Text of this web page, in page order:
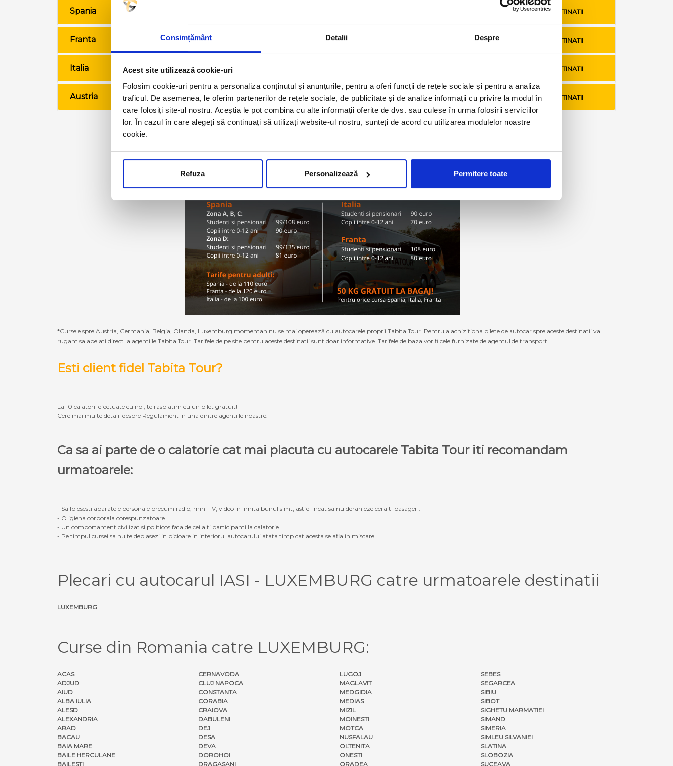
Consimțământ Detalii Despre
Acest site utilizează cookie-uri
Folosim cookie-uri pentru a personaliza conținutul și anunțurile, pentru a oferi funcții de rețele sociale și pentru a analiza
traficul. De asemenea, le oferim partenerilor de rețele sociale, de publicitate și de analize informații cu privire la modul în
care folosiți site-ul nostru. Aceștia le pot combina cu alte informații oferite de dvs. sau culese în urma folosirii serviciilor
lor. În cazul în care alegeți să continuați să utilizați website-ul nostru, sunteți de acord cu utilizarea modulelor noastre
cookie.
Refuza Personalizează Permitere toate
Spania
Franta
Italia VEZI TARIFE SI DESTINATII
Austria VEZI TARIFE SI DESTINATII
VEZI TARIFE SI DESTINATII
VEZI TARIFE SI DESTINATII
VEZI TARIFE SI DESTINATII
Olanda VEZI TARIFE SI DESTINATII
*Cursele spre Austria, Germania, Belgia, Olanda, Luxemburg momentan nu se mai operează cu autocarele proprii Tabita Tour. Pentru a achizitiona bilete de autocar spre aceste destinatii va
rugam sa apelati direct la agentiile Tabita Tour. Tarifele de pe site pentru aceste destinatii sunt doar informative. Tarifele de baza vor fi cele furnizate de agentul de transport.
Esti client fidel Tabita Tour?
La 10 calatorii efectuate cu noi, te rasplatim cu un bilet gratuit!
Cere mai multe detalii despre Regulament in una dintre agentiile noastre.
Ca sa ai parte de o calatorie cat mai placuta cu autocarele Tabita Tour iti recomandam
urmatoarele:
- Sa folosesti aparatele personale precum radio, mini TV, video in limita bunul simt, astfel incat sa nu deranjeze ceilalti pasageri.
- O igiena corporala corespunzatoare
- Un comportament civilizat si politicos fata de ceilalti participanti la calatorie
- Pe timpul cursei sa nu te deplasezi in picioare in interiorul autocarului atata timp cat acesta se afla in miscare
Plecari cu autocarul IASI - LUXEMBURG catre urmatoarele destinatii
LUXEMBURG
Curse din Romania catre LUXEMBURG:
ACAS
ADJUD
AIUD
ALBA IULIA
ALESD
ALEXANDRIA
ARAD
BACAU
BAIA MARE
BAILE HERCULANE
BAILESTI
CERNAVODA
CLUJ NAPOCA
CONSTANTA
CORABIA
CRAIOVA
DABULENI
DEJ
DESA
DEVA
DOROHOI
DRAGASANI
LUGOJ
MAGLAVIT
MEDGIDIA
MEDIAS
MIZIL
MOINESTI
MOTCA
NUSFALAU
OLTENITA
ONESTI
ORADEA
SEBES
SEGARCEA
SIBIU
SIBOT
SIGHETU MARMATIEI
SIMAND
SIMERIA
SIMLEU SILVANIEI
SLATINA
SLOBOZIA
SUCEAVA